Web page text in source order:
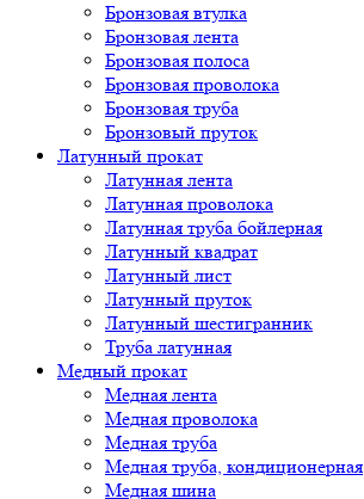
Бронзовая втулка
Бронзовая лента
Бронзовая полоса
Бронзовая проволока
Бронзовая труба
Бронзовый пруток
Латунный прокат
Латунная лента
Латунная проволока
Латунная труба бойлерная
Латунный квадрат
Латунный лист
Латунный пруток
Латунный шестигранник
Труба латунная
Медный прокат
Медная лента
Медная проволока
Медная труба
Медная труба, кондиционерная
Медная шина